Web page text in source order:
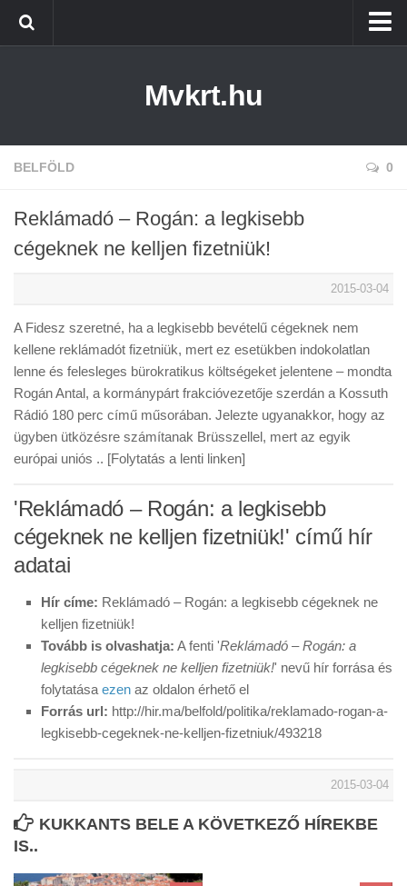
Tiszaújváros
Kazincbarcika
Belföld
Mvkrt.hu
BELFÖLD 0
Reklámadó – Rogán: a legkisebb
cégeknek ne kelljen fizetniük!
2015-03-04
A Fidesz szeretné, ha a legkisebb bevételű cégeknek nem
kellene reklámadót fizetniük, mert ez esetükben indokolatlan
lenne és felesleges bürokratikus költségeket jelentene – mondta
Rogán Antal, a kormánypárt frakcióvezetője szerdán a Kossuth
Rádió 180 perc című műsorában. Jelezte ugyanakkor, hogy az
ügyben ütközésre számítanak Brüsszellel, mert az egyik
európai uniós .. [Folytatás a lenti linken]
'Reklámadó – Rogán: a legkisebb
cégeknek ne kelljen fizetniük!' című hír
adatai
Hír címe: Reklámadó – Rogán: a legkisebb cégeknek ne
kelljen fizetniük!
Tovább is olvashatja: A fenti 'Reklámadó – Rogán: a
legkisebb cégeknek ne kelljen fizetniük!' nevű hír forrása és
folytatása ezen az oldalon érhető el
Forrás url: http://hir.ma/belfold/politika/reklamado-rogan-a-
legkisebb-cegeknek-ne-kelljen-fizetniuk/493218
2015-03-04
KUKKANTS BELE A KÖVETKEZŐ HÍREKBE
IS..